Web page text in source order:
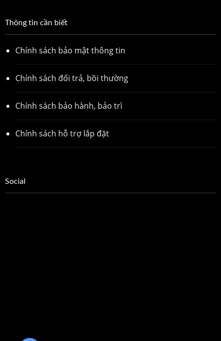
Thông tin cần biết
Chính sách bảo mật thông tin
Chính sách đổi trả, bồi thường
Chính sách bảo hành, bảo trì
Chính sách hỗ trợ lắp đặt
Social